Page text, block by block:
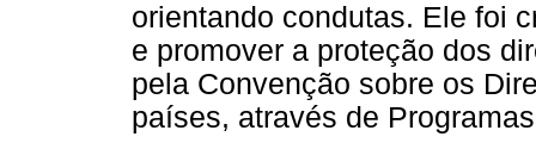
orientando condutas. Ele foi
e promover a proteção dos
pela Convenção sobre os
países, através de